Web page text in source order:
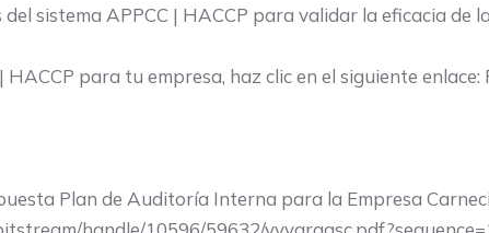
sistema APPCC | HACCP para validar la eficacia de
para tu empresa, haz clic en el siguiente enlace:
Plan de Auditoría Interna para la Empresa